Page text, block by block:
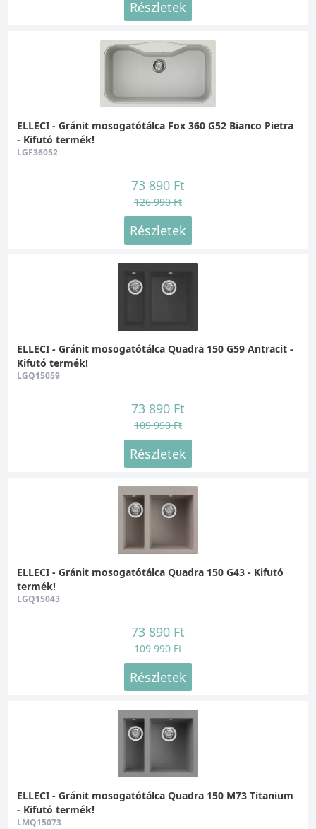
Részletek
ELLECI - Gránit mosogatótálca Fox 360 G52 Bianco Pietra
- Kifutó termék!
LGF36052
73 890 Ft
126 990 Ft
Részletek
ELLECI - Gránit mosogatótálca Quadra 150 G59 Antracit -
Kifutó termék!
LGQ15059
73 890 Ft
109 990 Ft
Részletek
ELLECI - Gránit mosogatótálca Quadra 150 G43 - Kifutó
termék!
LGQ15043
73 890 Ft
109 990 Ft
Részletek
ELLECI - Gránit mosogatótálca Quadra 150 M73 Titanium
- Kifutó termék!
LMQ15073